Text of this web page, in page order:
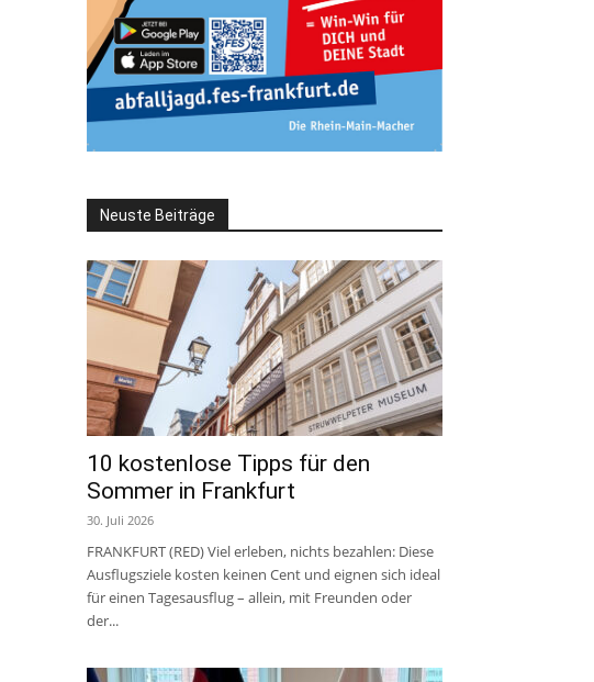
Neuste Beiträge
10 kostenlose Tipps für den
Sommer in Frankfurt
30. Juli 2026
FRANKFURT (RED) Viel erleben, nichts bezahlen: Diese
Ausflugsziele kosten keinen Cent und eignen sich ideal
für einen Tagesausflug – allein, mit Freunden oder
der...